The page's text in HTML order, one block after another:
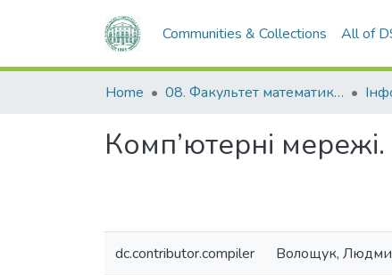
Communities & Collections All of
Home 08. Факультет математики, фізики та інформаційних технологій
Комп’ютерні
dc.contributor.compiler Волощук,